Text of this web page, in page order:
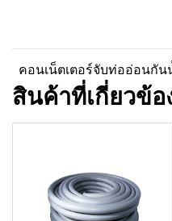
คอนเน็ตเตอร์จับท่ออ่อนกัน
สินค้าที่เกี่ยวข้อ